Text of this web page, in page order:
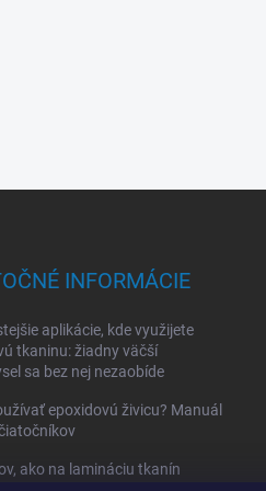
INFORMÁCIE
aplikácie, kde využijete
tkaninu: žiadny väčší
sa bez nej nezaobíde
epoxidovú živicu? Manuál
ako na lamináciu tkanín